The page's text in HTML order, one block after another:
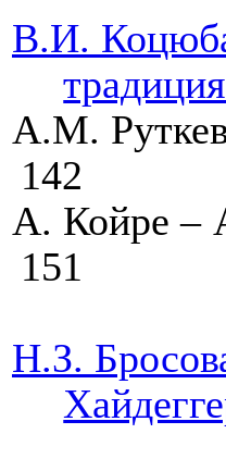
В.И.
А.М.
142
А.
151
Н.З.